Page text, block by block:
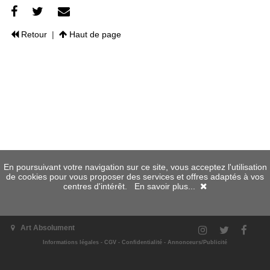
Retour| Haut de page
Art Absolument
Informations légales - CGV - Confidentialité - Annonceurs/Publicité
En poursuivant votre navigation sur ce site, vous acceptez l'utilisation
de cookies pour vous proposer des services et offres adaptés à vos
centres d'intérêt. En savoir plus...